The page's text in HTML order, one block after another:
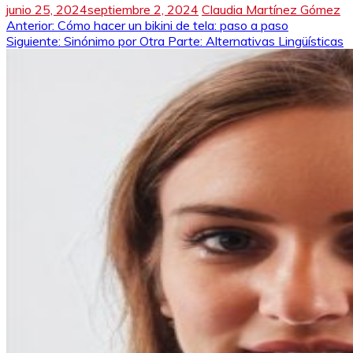
junio 25, 2024septiembre 2, 2024 Claudia Martínez Gómez
Navegación
de
Anterior: Cómo hacer un bikini de tela: paso a paso
Siguiente: Sinónimo por Otra Parte: Alternativas Lingüísticas